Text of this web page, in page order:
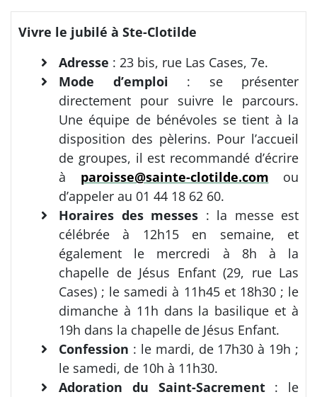
Vivre le jubilé à Ste-Clotilde
Adresse : 23 bis, rue Las Cases, 7e.
Mode d’emploi : se présenter
directement pour suivre le parcours.
Une équipe de bénévoles se tient à la
disposition des pèlerins. Pour l’accueil
de groupes, il est recommandé d’écrire
à paroisse@sainte-clotilde.com ou
d’appeler au 01 44 18 62 60.
Horaires des messes : la messe est
célébrée à 12h15 en semaine, et
également le mercredi à 8h à la
chapelle de Jésus Enfant (29, rue Las
Cases) ; le samedi à 11h45 et 18h30 ; le
dimanche à 11h dans la basilique et à
19h dans la chapelle de Jésus Enfant.
Confession : le mardi, de 17h30 à 19h ;
le samedi, de 10h à 11h30.
Adoration du Saint-Sacrement: le